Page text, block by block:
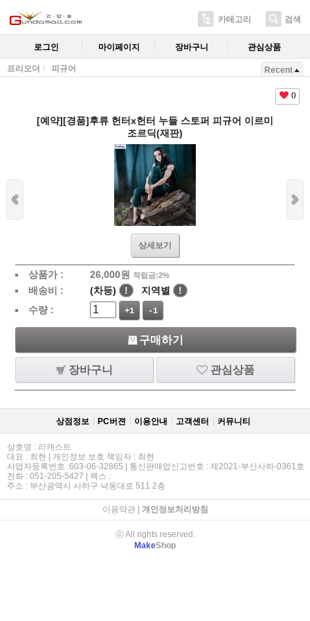
카테고리 검색
로그인 마이페이지 장바구니 관심상품
프리오더 피규어 Recent
0
[예약][경품]후류 헌터x헌터 누들 스토퍼 피규어 이르미
조르딕(재판)
상세보기
상품가 : 26,000원 적립금:2%
배송비 : (차등) ! 지역별
!
수량 :
+1 -1
구매하기
장바구니 관심상품
상점정보 PC버젼 이용안내 고객센터 커뮤니티
상호명 : 리캐스트
대표 : 최현 | 개인정보 보호 책임자 : 최현
사업자등록번호 :603-06-32865 | 통신판매업신고번호 : 제2021-부산사하-0361호
전화 : 051-205-5427 | 팩스 :
주소 : 부산광역시 사하구 낙동대로 511 2층
이용약관| 개인정보처리방침
ⓒ All rights reserved.
MakeShop